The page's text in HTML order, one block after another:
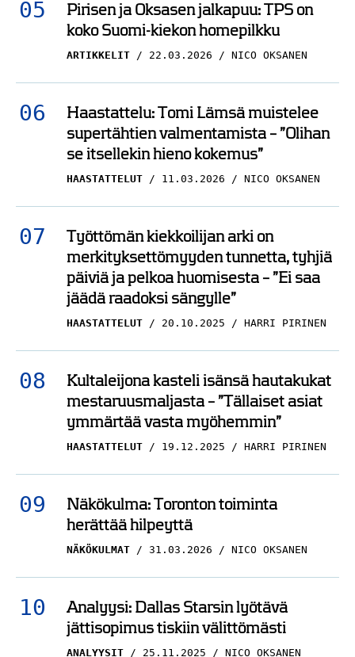
Pirisen ja Oksasen jalkapuu: TPS on
koko Suomi-kiekon homepilkku
ARTIKKELIT 22.03.2026 NICO OKSANEN
Haastattelu: Tomi Lämsä muistelee
supertähtien valmentamista – ”Olihan
se itsellekin hieno kokemus”
HAASTATTELUT 11.03.2026 NICO OKSANEN
Työttömän kiekkoilijan arki on
merkityksettömyyden tunnetta, tyhjiä
päiviä ja pelkoa huomisesta – ”Ei saa
jäädä raadoksi sängylle”
HAASTATTELUT 20.10.2025 HARRI PIRINEN
Kultaleijona kasteli isänsä hautakukat
mestaruusmaljasta – ”Tällaiset asiat
ymmärtää vasta myöhemmin”
HAASTATTELUT 19.12.2025 HARRI PIRINEN
Näkökulma: Toronton toiminta
herättää hilpeyttä
NÄKÖKULMAT 31.03.2026 NICO OKSANEN
Analyysi: Dallas Starsin lyötävä
jättisopimus tiskiin välittömästi
ANALYYSIT 25.11.2025 NICO OKSANEN